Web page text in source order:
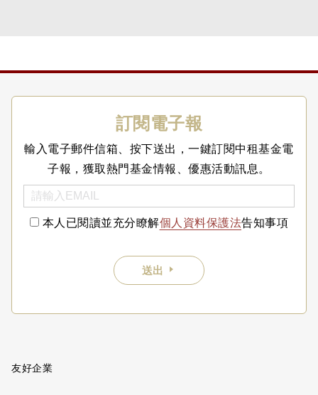
訂閱電子報
輸入電子郵件信箱、按下送出，一鍵訂閱中租基金電
子報，獲取熱門基金情報、優惠活動訊息。
本人已閱讀並充分瞭解個人資料保護法告知事項
送出
友好企業